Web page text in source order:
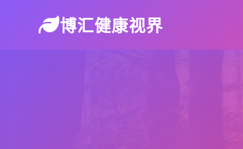
博汇健康视界